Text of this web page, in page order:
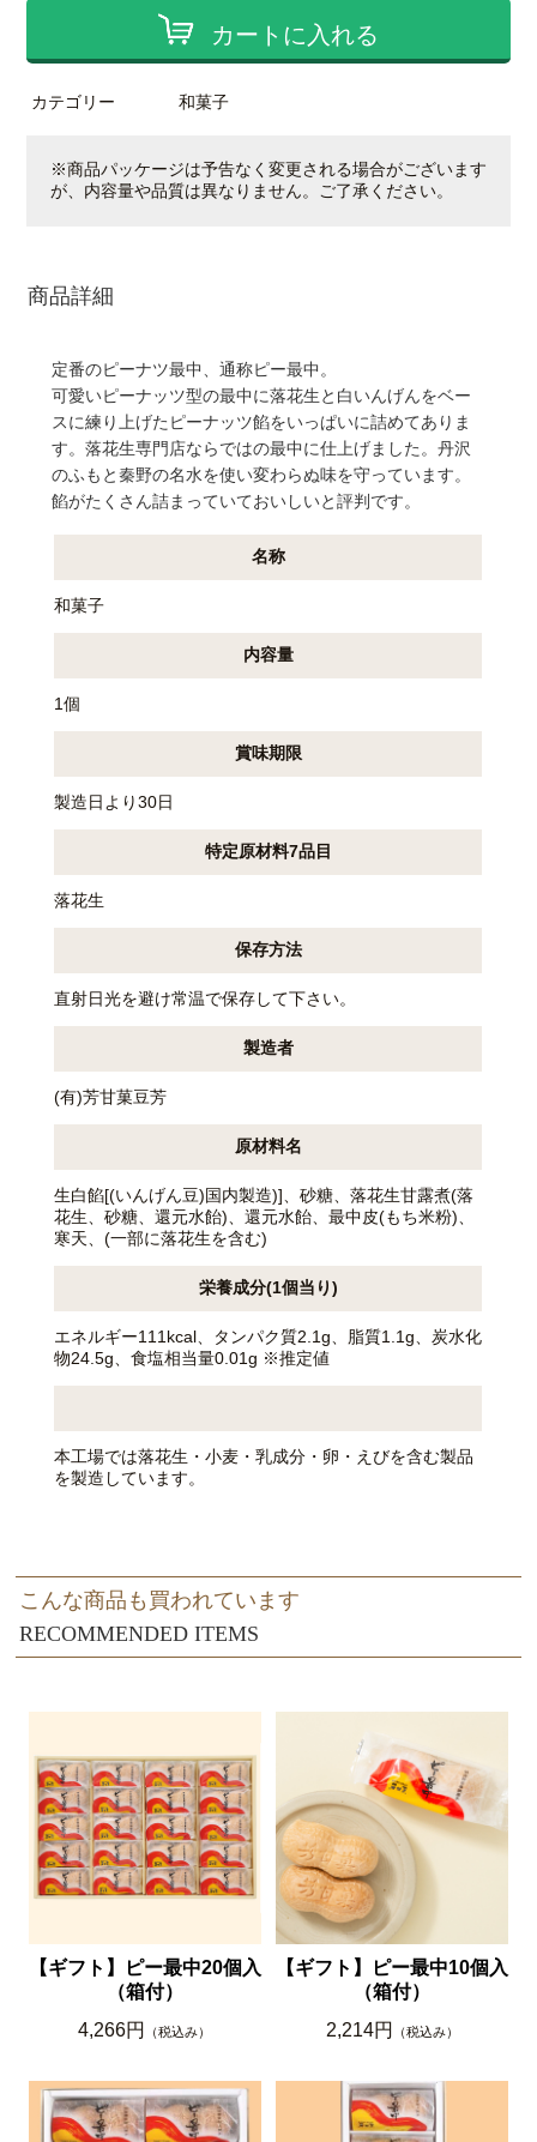
カートに入れる
カテゴリー 和菓子
※商品パッケージは予告なく変更される場合がございます
が、内容量や品質は異なりません。ご了承ください。
商品詳細
定番のピーナツ最中、通称ピー最中。
可愛いピーナッツ型の最中に落花生と白いんげんをベー
スに練り上げたピーナッツ餡をいっぱいに詰めてありま
す。落花生専門店ならではの最中に仕上げました。丹沢
のふもと秦野の名水を使い変わらぬ味を守っています。
餡がたくさん詰まっていておいしいと評判です。
名称
和菓子
内容量
1個
賞味期限
製造日より30日
特定原材料7品目
落花生
保存方法
直射日光を避け常温で保存して下さい。
製造者
(有)芳甘菓豆芳
原材料名
生白餡[(いんげん豆)国内製造)]、砂糖、落花生甘露煮(落
花生、砂糖、還元水飴)、還元水飴、最中皮(もち米粉)、
寒天、(一部に落花生を含む)
栄養成分(1個当り)
エネルギー111kcal、タンパク質2.1g、脂質1.1g、炭水化
物24.5g、食塩相当量0.01g ※推定値
本工場では落花生・小麦・乳成分・卵・えびを含む製品
を製造しています。
RECOMMENDED ITEMS
こんな商品も買われています
【ギフト】ピー最中20個入
（箱付）
4,266円
（税込み）
【ギフト】ピー最中10個入
（箱付）
2,214円
（税込み）